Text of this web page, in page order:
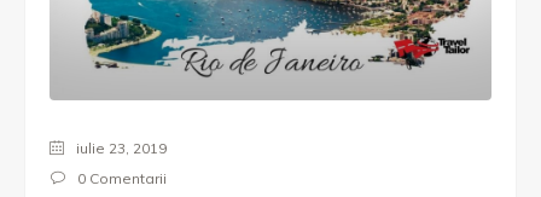
iulie 23, 2019
0 Comentarii